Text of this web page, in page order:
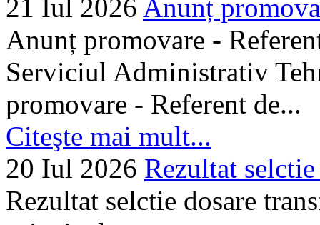
21 Iul 2026 Anunț
Anunț promovare -
Serviciul Administrativ
promovare - Referent de...
Citeşte mai mult...
20 Iul 2026 Rezultat
Rezultat selctie dosare